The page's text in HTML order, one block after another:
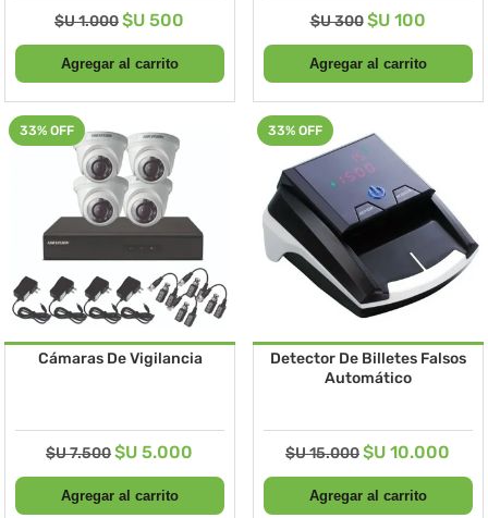
$U 1.000$U 500 $U 300 $U 100
33% OFF
Cámaras De Vigilancia
$U 7.500$U 5.000
33% OFF
Detector De Billetes Falsos
Automático
$U 15.000$U 10.000